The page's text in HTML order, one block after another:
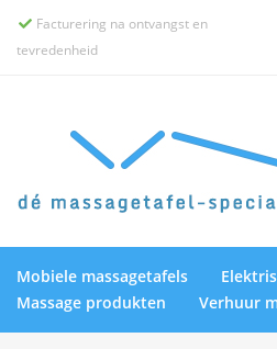
 Facturering na ontvangst en
tevredenheid
Mobiele massagetafels
Massage produkten
Verhuur